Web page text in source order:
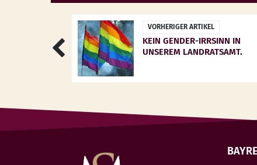
VORHERIGER ARTIKEL
KEIN GENDER-IRRSINN IN
UNSEREM LANDRATSAMT.